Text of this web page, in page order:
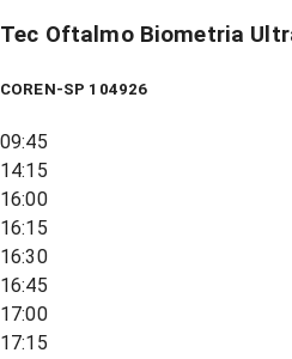
Tec Oftalmo Biometria
COREN-SP 104926
09:45
14:15
16:00
16:15
16:30
16:45
17:00
17:15